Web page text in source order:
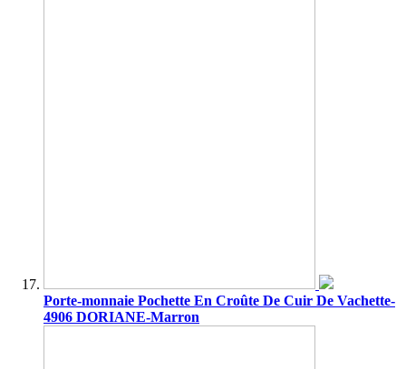
Porte-monnaie Pochette En Croûte De Cuir De Vachette-
4906 DORIANE-Marron